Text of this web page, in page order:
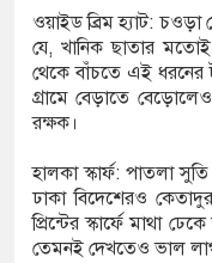
আক্রান্ত অসহায় রোগীর
পরিচয়ে দুইজন
দিচ্ছেন ‘মতিউর’!
ওয়াইড ব্রিম হ্যাট:
যে, খানিক ছাতার
থেকে বাঁচতে এই ধরনের
গ্রামে বেড়াতে
রক্ষক।
হালকা স্কার্ফ: পাতলা
ঢাকা বিদেশেরও
প্রিন্টের স্কার্ফে মাথা
তেমনই দেখতেও ভাল